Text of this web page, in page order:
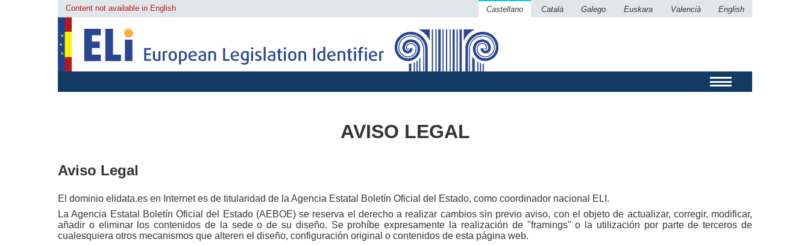
Content not available in English Castellano Català Galego Euskara Valencià English
AVISO LEGAL
Aviso Legal
El dominio elidata.es en Internet es de titularidad de la Agencia Estatal Boletín Oficial del Estado, como coordinador nacional ELI.
La Agencia Estatal Boletín Oficial del Estado (AEBOE) se reserva el derecho a realizar cambios sin previo aviso, con el objeto de actualizar, corregir, modificar,
añadir o eliminar los contenidos de la sede o de su diseño. Se prohíbe expresamente la realización de "framings" o la utilización por parte de terceros de
cualesquiera otros mecanismos que alteren el diseño, configuración original o contenidos de esta página web.